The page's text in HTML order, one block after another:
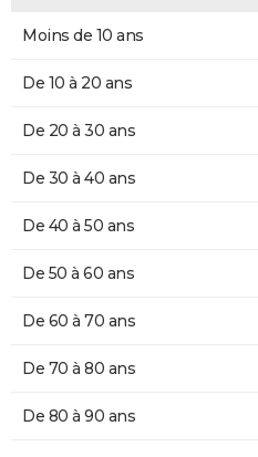
Moins de 10 ans
De 10 à 20 ans
De 20 à 30 ans
De 30 à 40 ans
De 40 à 50 ans
De 50 à 60 ans
De 60 à 70 ans
De 70 à 80 ans
De 80 à 90 ans